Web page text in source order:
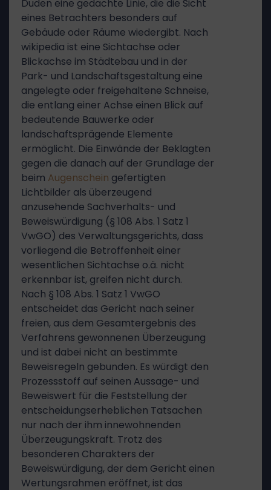
Duden eine gedachte Linie, die die Sicht
eines Betrachters besonders auf
Gebäude oder Räume wiedergibt. Nach
wikipedia ist eine Sichtachse oder
Blickachse im Städtebau und in der
Park- und Landschaftsgestaltung eine
angelegte oder freigehaltene Schneise,
die entlang einer Achse einen Blick auf
bedeutende Bauwerke oder
landschaftsprägende Elemente
ermöglicht. Die Einwände der Beklagten
gegen die danach auf der Grundlage der
beim Augenschein gefertigten
Lichtbilder als überzeugend
anzusehende Sachverhalts- und
Beweiswürdigung (§ 108 Abs. 1 Satz 1
VwGO) des Verwaltungsgerichts, dass
vorliegend die Betroffenheit einer
wesentlichen Sichtachse o.ä. nicht
erkennbar ist, greifen nicht durch.
Nach § 108 Abs. 1 Satz 1 VwGO
entscheidet das Gericht nach seiner
freien, aus dem Gesamtergebnis des
Verfahrens gewonnenen Überzeugung
und ist dabei nicht an bestimmte
Beweisregeln gebunden. Es würdigt den
Prozessstoff auf seinen Aussage- und
Beweiswert für die Feststellung der
entscheidungserheblichen Tatsachen
nur nach der ihm innewohnenden
Überzeugungskraft. Trotz des
besonderen Charakters der
Beweiswürdigung, der dem Gericht einen
Wertungsrahmen eröffnet, ist das